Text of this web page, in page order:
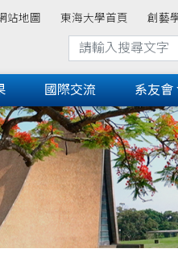
站地圖 東海大學首頁 創藝
國際交流 系友會